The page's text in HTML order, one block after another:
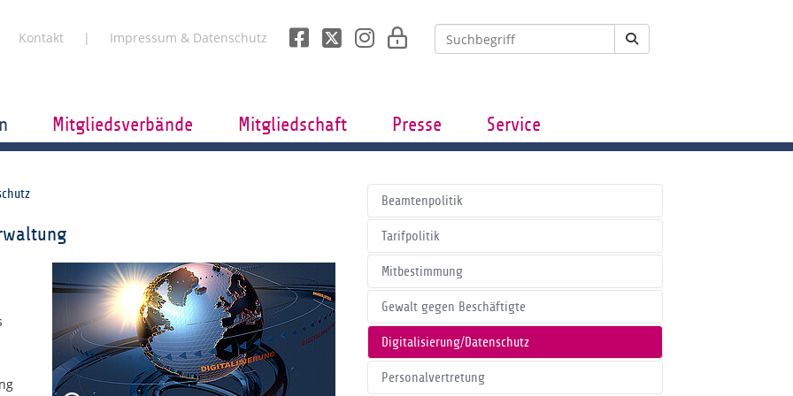
Kontakt Impressum & Datenschutz
Mitgliedsverbände Mitgliedschaft Presse Service
Beamtenpolitik
Tarifpolitik
Mitbestimmung
Gewalt gegen Beschäftigte
Digitalisierung/Datenschutz
Personalvertretung